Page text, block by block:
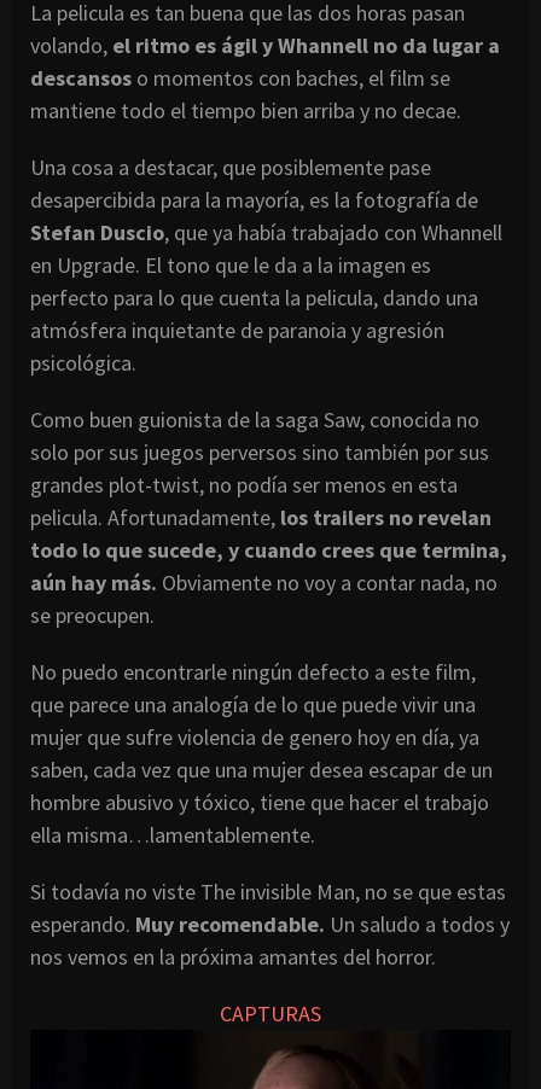
La pelicula es tan buena que las dos horas pasan
volando, el ritmo es ágil y Whannell no da lugar a
descansos o momentos con baches, el film se
mantiene todo el tiempo bien arriba y no decae.
Una cosa a destacar, que posiblemente pase
desapercibida para la mayoría, es la fotografía de
Stefan Duscio, que ya había trabajado con Whannell
en Upgrade. El tono que le da a la imagen es
perfecto para lo que cuenta la pelicula, dando una
atmósfera inquietante de paranoia y agresión
psicológica.
Como buen guionista de la saga Saw, conocida no
solo por sus juegos perversos sino también por sus
grandes plot-twist, no podía ser menos en esta
pelicula. Afortunadamente, los trailers no revelan
todo lo que sucede, y cuando crees que termina,
aún hay más. Obviamente no voy a contar nada, no
se preocupen.
No puedo encontrarle ningún defecto a este film,
que parece una analogía de lo que puede vivir una
mujer que sufre violencia de genero hoy en día, ya
saben, cada vez que una mujer desea escapar de un
hombre abusivo y tóxico, tiene que hacer el trabajo
ella misma…lamentablemente.
Si todavía no viste The invisible Man, no se que estas
esperando. Muy recomendable. Un saludo a todos y
nos vemos en la próxima amantes del horror.
CAPTURAS